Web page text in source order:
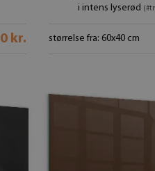
kr.
i intens lyserød
størrelse fra: 60x40 cm